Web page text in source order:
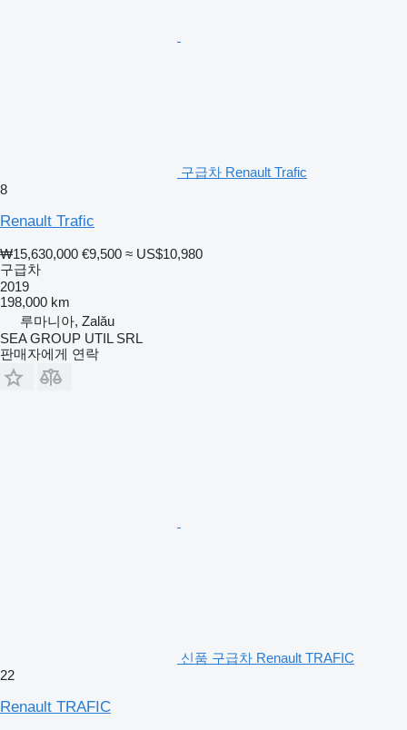
구급차 Renault Trafic
8
Renault Trafic
₩15,630,000 €9,500 ≈ US$10,980
구급차
2019
198,000 km
루마니아, Zalău
SEA GROUP UTIL SRL
판매자에게 연락
신품 구급차 Renault TRAFIC
22
Renault TRAFIC